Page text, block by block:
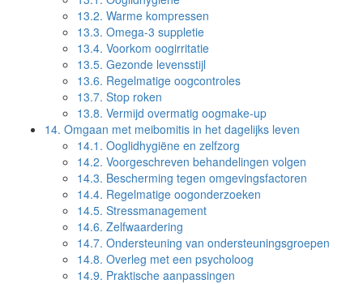
13.2. Warme kompressen
13.3. Omega-3 suppletie
13.4. Voorkom oogirritatie
13.5. Gezonde levensstijl
13.6. Regelmatige oogcontroles
13.7. Stop roken
13.8. Vermijd overmatig oogmake-up
14. Omgaan met meibomitis in het dagelijks leven
14.1. Ooglidhygiëne en zelfzorg
14.2. Voorgeschreven behandelingen volgen
14.3. Bescherming tegen omgevingsfactoren
14.4. Regelmatige oogonderzoeken
14.5. Stressmanagement
14.6. Zelfwaardering
14.7. Ondersteuning van ondersteuningsgroepen
14.8. Overleg met een psycholoog
14.9. Praktische aanpassingen